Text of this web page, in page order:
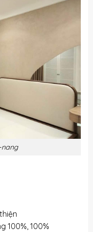
100%, 100%